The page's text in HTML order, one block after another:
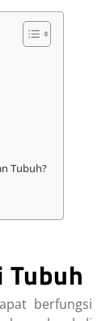
Tubuh?
berfungsi